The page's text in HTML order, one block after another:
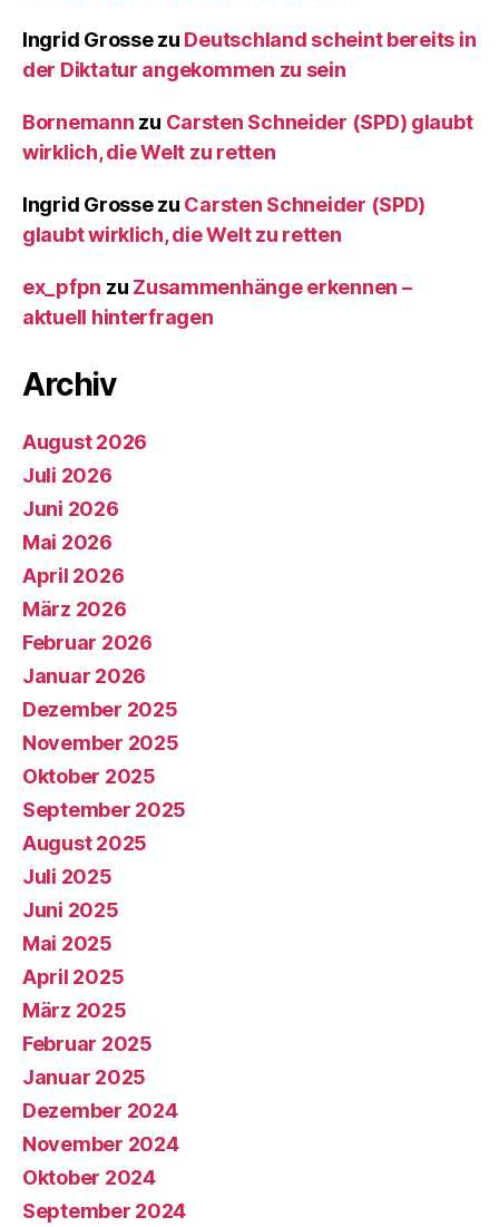
Ingrid Grossezu Deutschland scheint bereits in
der Diktatur angekommen zu sein
Bornemann zu Carsten Schneider (SPD) glaubt
wirklich, die Welt zu retten
Ingrid Grossezu Carsten Schneider (SPD)
glaubt wirklich, die Welt zu retten
ex_pfpn zu Zusammenhänge erkennen –
aktuell hinterfragen
Archiv
August 2026
Juli 2026
Juni 2026
Mai 2026
April 2026
März 2026
Februar 2026
Januar 2026
Dezember 2025
November 2025
Oktober 2025
September 2025
August 2025
Juli 2025
Juni 2025
Mai 2025
April 2025
März 2025
Februar 2025
Januar 2025
Dezember 2024
November 2024
Oktober 2024
September 2024